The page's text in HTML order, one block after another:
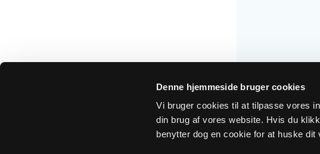
Denne hjemmeside bruger cookies
Vi bruger cookies til at tilpasse vores
din brug af vores website. Hvis du
benytter dog en cookie for at huske dit